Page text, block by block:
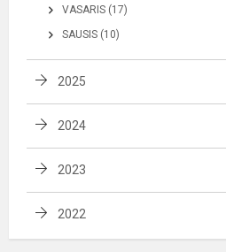
VASARIS (17)
SAUSIS (10)
2025
2024
2023
2022